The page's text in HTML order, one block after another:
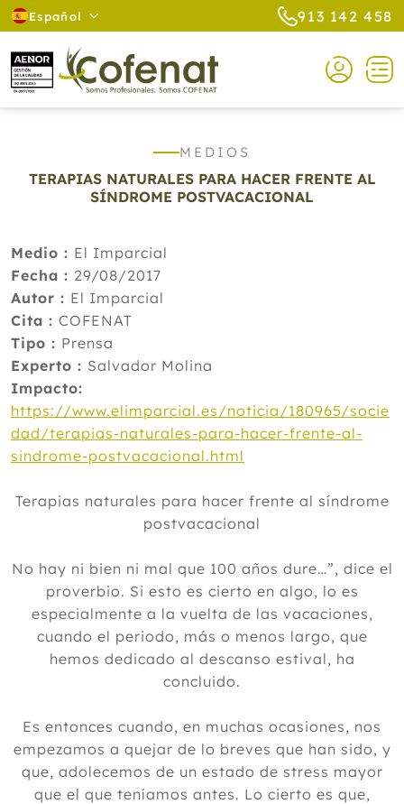
Español 913 142 458
MEDIOS
TERAPIAS NATURALES PARA HACER FRENTE AL
SÍNDROME POSTVACACIONAL
Medio : El Imparcial
Fecha : 29/08/2017
Autor : El Imparcial
Cita : COFENAT
Tipo : Prensa
Experto : Salvador Molina
Impacto:
https://www.elimparcial.es/noticia/180965/socie
dad/terapias-naturales-para-hacer-frente-al-
sindrome-postvacacional.html
Terapias naturales para hacer frente al síndrome
postvacacional
No hay ni bien ni mal que 100 años dure…”, dice el
proverbio. Si esto es cierto en algo, lo es
especialmente a la vuelta de las vacaciones,
cuando el periodo, más o menos largo, que
hemos dedicado al descanso estival, ha
concluido.
Es entonces cuando, en muchas ocasiones, nos
empezamos a quejar de lo breves que han sido, y
que, adolecemos de un estado de stress mayor
que el que teníamos antes. Lo cierto es que,